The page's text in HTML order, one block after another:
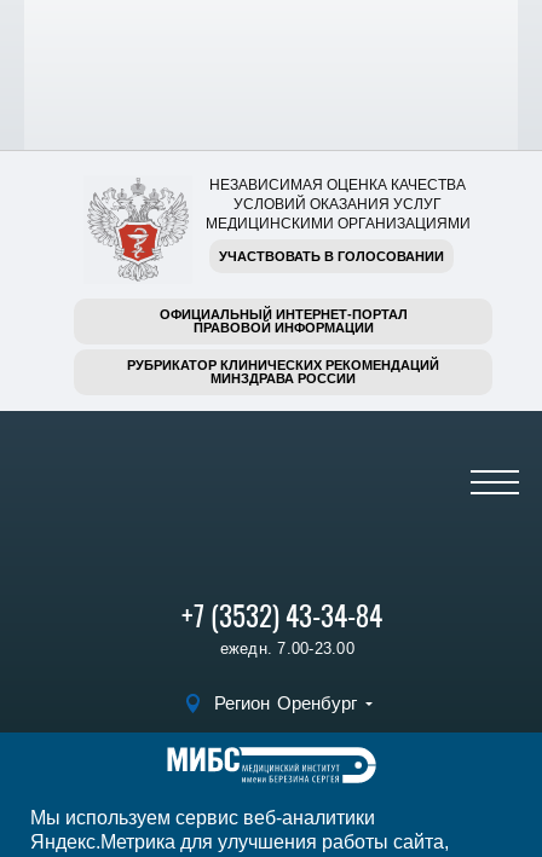
НЕЗАВИСИМАЯ ОЦЕНКА КАЧЕСТВА
УСЛОВИЙ ОКАЗАНИЯ УСЛУГ
МЕДИЦИНСКИМИ ОРГАНИЗАЦИЯМИ
УЧАСТВОВАТЬ В ГОЛОСОВАНИИ
ОФИЦИАЛЬНЫЙ ИНТЕРНЕТ-ПОРТАЛ
ПРАВОВОЙ ИНФОРМАЦИИ
РУБРИКАТОР КЛИНИЧЕСКИХ РЕКОМЕНДАЦИЙ
МИНЗДРАВА РОССИИ
+7 (3532) 43-34-84
ежедн. 7.00-23.00
Регион Оренбург
Записаться на
прием
Мы в социальных сетях
Мы используем сервис веб-аналитики
Яндекс.Метрика для улучшения работы сайта,